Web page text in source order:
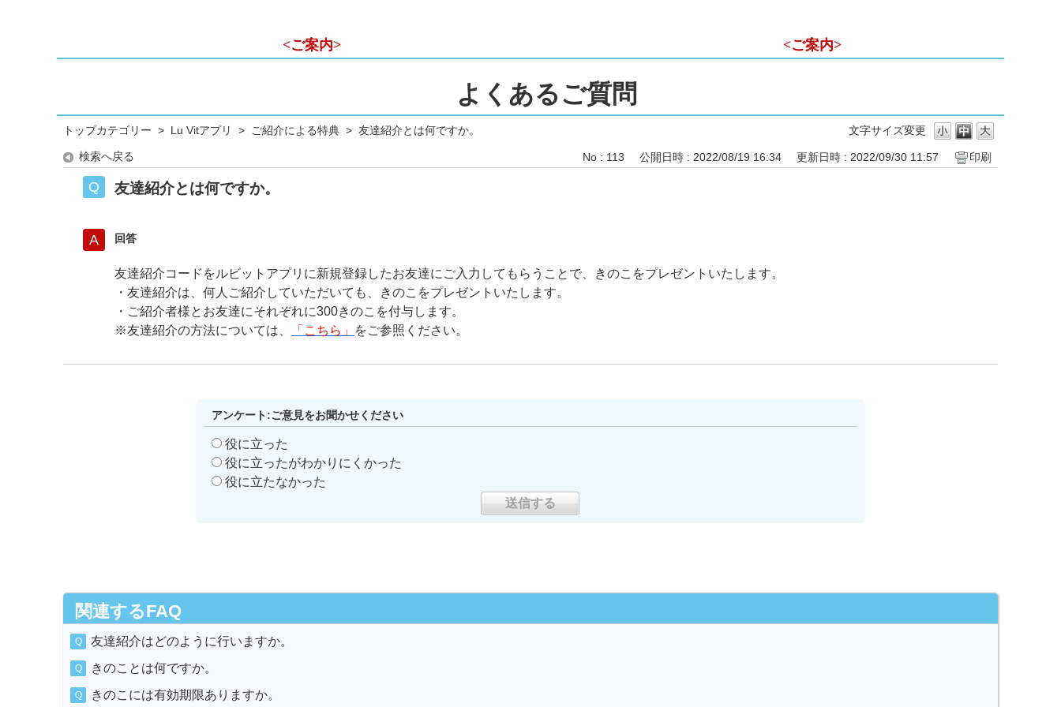
<ご案内> <ご案内>
よくあるご質問
文字サイズ変更
トップカテゴリー > Lu Vitアプリ > ご紹介による特典 > 友達紹介とは何ですか。
検索へ戻る No : 113 公開日時 : 2022/08/19 16:34 更新日時 : 2022/09/30 11:57 印刷
友達紹介とは何ですか。
回答
友達紹介コードをルビットアプリに新規登録したお友達にご入力してもらうことで、きのこをプレゼントいたします。
・友達紹介は、何人ご紹介していただいても、きのこをプレゼントいたします。
・ご紹介者様とお友達にそれぞれに300きのこを付与します。
※友達紹介の方法については、
「 こちら 」 をご参照ください。
アンケート:ご意見をお聞かせください
役に立った
役に立ったがわかりにくかった
役に立たなかった
関連するFAQ
友達紹介はどのように行いますか。
きのことは何ですか。
きのこには有効期限ありますか。